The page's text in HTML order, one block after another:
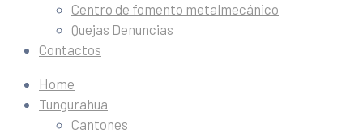
Centro de fomento metalmecánico
Quejas Denuncias
Contactos
Home
Tungurahua
Cantones